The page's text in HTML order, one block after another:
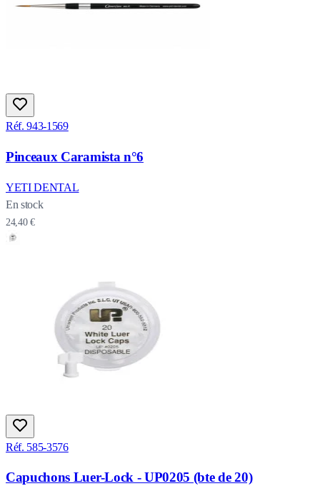
Réf. 943-1569
Pinceaux Caramista n°6
YETI DENTAL
En stock
24,40 €
Réf. 585-3576
Capuchons Luer-Lock - UP0205 (bte de 20)